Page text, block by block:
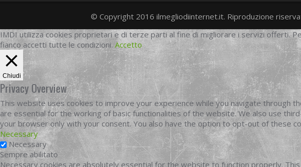
twitter
© Copyright 2016 ilmegliodiinternet.it. Riproduzione
IMDI utilizza cookies proprietari e di terze parti al fine di migliorare i servizi offerti.
fianco accetti tutte le condizioni. Accetto
Chiudi
Privacy Overview
This website uses cookies to improve your experience while you navigate
are essential for the working of basic functionalities of the website. We also use
your browser only with your consent. You also have the option to opt-out of these
Necessary
Necessary
Sempre abilitato
Necessary cookies are absolutely essential for the website to function properly.